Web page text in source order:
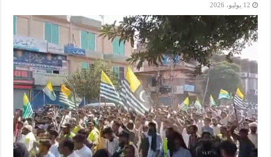
12 يوليو، 2026